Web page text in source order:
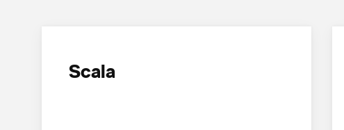
Scala